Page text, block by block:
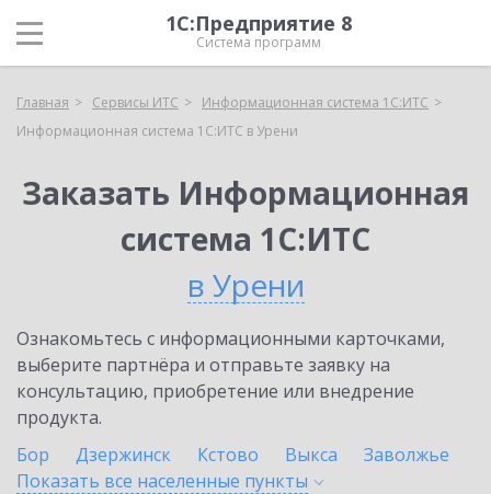
1С:Предприятие 8
Система программ
Главная Сервисы ИТС
Информационная система 1С:ИТС
Информационная система 1С:ИТС в Урени
Заказать Информационная
система 1С:ИТС
в Урени
Ознакомьтесь с информационными карточками,
выберите партнёра и отправьте заявку на
консультацию, приобретение или внедрение
продукта.
Бор
Дзержинск Кстово Выкса
Заволжье
Показать все населенные пункты